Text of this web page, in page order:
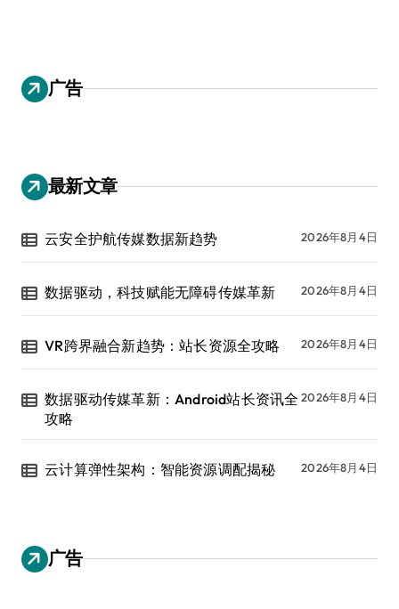
广告
最新文章
云安全护航传媒数据新趋势 2026年8月4日
数据驱动，科技赋能无障碍传媒革新 2026年8月4日
VR跨界融合新趋势：站长资源全攻略 2026年8月4日
数据驱动传媒革新：Android站长资讯全
攻略
2026年8月4日
云计算弹性架构：智能资源调配揭秘 2026年8月4日
广告